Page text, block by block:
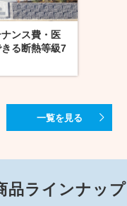
ナンス費・医
る断熱等級7
一覧を見る
品ラインナップ